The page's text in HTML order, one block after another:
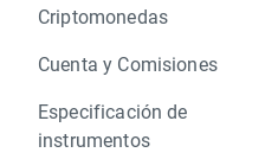
Criptomonedas
Cuenta y Comisiones
Especificación de
instrumentos